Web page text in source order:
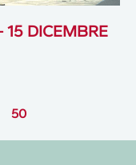
15 DICEMBRE
50